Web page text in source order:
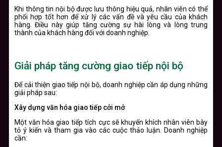
Khi thông tin nội bộ được lưu thông hiệu quả, nhân viên có thể
phối hợp tốt hơn để xử lý các vấn đề và yêu cầu của khách
hàng. Điều này giúp tăng cường sự hài lòng và lòng trung
thành của khách hàng đối với doanh nghiệp.
Giải pháp tăng cường giao tiếp nội bộ
Để cải thiện giao tiếp nội bộ, doanh nghiệp cần áp dụng những
giải pháp sau:
Xây dựng văn hóa giao tiếp cởi mở
Một văn hóa giao tiếp tích cực sẽ khuyến khích nhân viên bày
tỏ ý kiến và tham gia vào các cuộc thảo luận. Doanh nghiệp
cần: